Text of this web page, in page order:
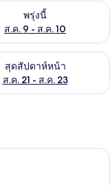
ส.ค. 9พรุ่งนี้
ส.ค. 9 - ส.ค. 10
จำนวนห้องพักว่างใน
. 14 - ส.ค. 16
สุดสัปดาห์หน้า
ส.ค. 21 - ส.ค. 23
จำนวนห้องพักว่างใน
เตียงเดี่ยว 2 เตียง, วิวทะ